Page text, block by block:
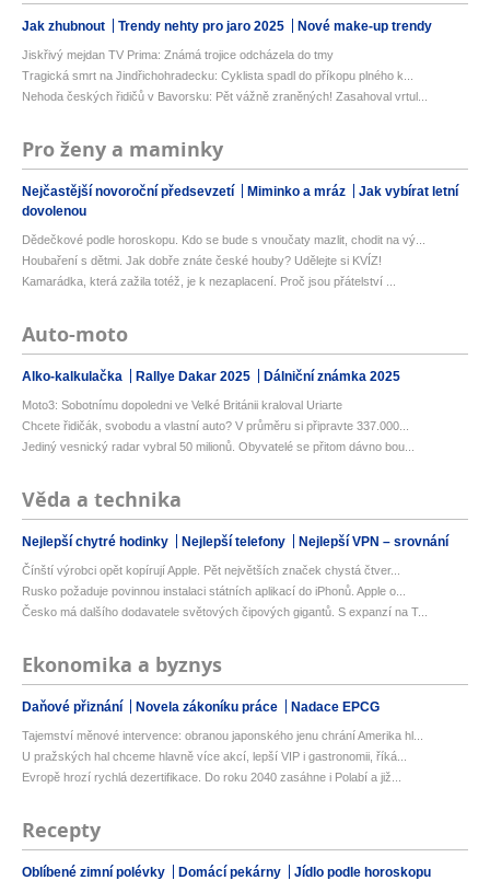
Jak zhubnout Trendy nehty pro jaro 2025 Nové make-up trendy
Jiskřivý mejdan TV Prima: Známá trojice odcházela do tmy
Tragická smrt na Jindřichohradecku: Cyklista spadl do příkopu plného k...
Nehoda českých řidičů v Bavorsku: Pět vážně zraněných! Zasahoval vrtul...
Pro ženy a maminky
Nejčastější novoroční předsevzetí Miminko a mráz
Jak vybírat letní
dovolenou
Dědečkové podle horoskopu. Kdo se bude s vnoučaty mazlit, chodit na vý...
Houbaření s dětmi. Jak dobře znáte české houby? Udělejte si KVÍZ!
Kamarádka, která zažila totéž, je k nezaplacení. Proč jsou přátelství ...
Auto-moto
Alko-kalkulačka Rallye Dakar 2025 Dálniční známka 2025
Moto3: Sobotnímu dopoledni ve Velké Británii kraloval Uriarte
Chcete řidičák, svobodu a vlastní auto? V průměru si připravte 337.000...
Jediný vesnický radar vybral 50 milionů. Obyvatelé se přitom dávno bou...
Věda a technika
Nejlepší chytré hodinky Nejlepší telefony Nejlepší VPN – srovnání
Čínští výrobci opět kopírují Apple. Pět největších značek chystá čtver...
Rusko požaduje povinnou instalaci státních aplikací do iPhonů. Apple o...
Česko má dalšího dodavatele světových čipových gigantů. S expanzí na T...
Ekonomika a byznys
Daňové přiznání Novela zákoníku práce Nadace EPCG
Tajemství měnové intervence: obranou japonského jenu chrání Amerika hl...
U pražských hal chceme hlavně více akcí, lepší VIP i gastronomii, říká...
Evropě hrozí rychlá dezertifikace. Do roku 2040 zasáhne i Polabí a již...
Recepty
Oblíbené zimní polévky Domácí pekárny Jídlo podle horoskopu